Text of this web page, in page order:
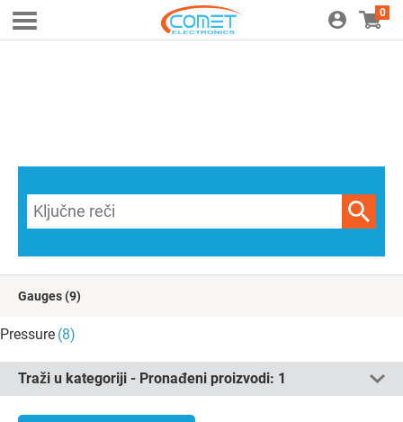
0
Gauges(9)
Pressure (8)
Traži u kategoriji - Pronađeni proizvodi: 1